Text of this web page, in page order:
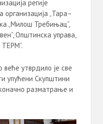
регије
организација „Тара–
„Милош Требињац”,
Општинска управа,
ТЕРМ”.
утврдило је све
упућени Скупштини
разматрање и